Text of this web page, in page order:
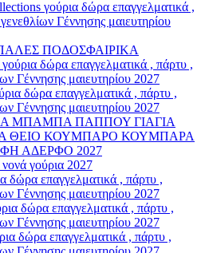
γούρια δώρα επαγγελματικά ,
Γέννησης μαιευτηρίου
ΠΟΔΟΣΦΑΙΡΙΚΑ
δώρα επαγγελματικά , πάρτυ ,
Γέννησης μαιευτηρίου 2027
δώρα επαγγελματικά , πάρτυ ,
Γέννησης μαιευτηρίου 2027
ΜΠΑΜΠΑ ΠΑΠΠΟΥ ΓΙΑΓΙΑ
ΘΕΙΟ ΚΟΥΜΠΑΡΟ ΚΟΥΜΠΑΡΑ
ΑΔΕΡΦΟ 2027
γούρια 2027
επαγγελματικά , πάρτυ ,
Γέννησης μαιευτηρίου 2027
δώρα επαγγελματικά , πάρτυ ,
Γέννησης μαιευτηρίου 2027
δώρα επαγγελματικά , πάρτυ ,